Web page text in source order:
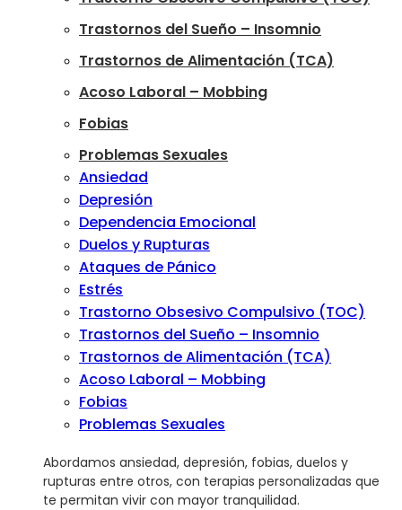
Trastornos del Sueño – Insomnio
Trastornos de Alimentación (TCA)
Acoso Laboral – Mobbing
Fobias
Problemas Sexuales
Ansiedad
Depresión
Dependencia Emocional
Duelos y Rupturas
Ataques de Pánico
Estrés
Trastorno Obsesivo Compulsivo (TOC)
Trastornos del Sueño – Insomnio
Trastornos de Alimentación (TCA)
Acoso Laboral – Mobbing
Fobias
Problemas Sexuales
Abordamos ansiedad, depresión, fobias, duelos y
rupturas entre otros, con terapias personalizadas que
te permitan vivir con mayor tranquilidad.